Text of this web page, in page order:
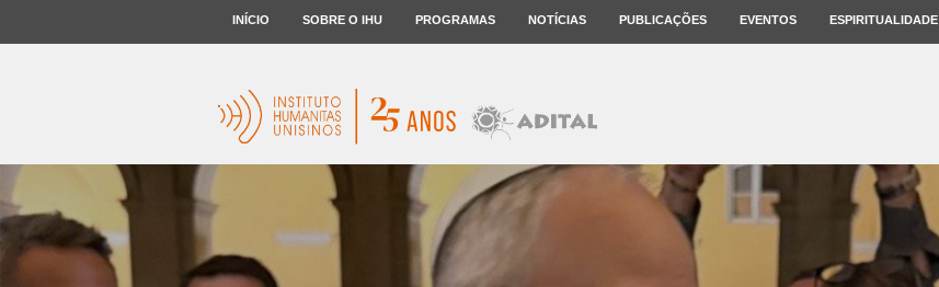
INÍCIO SOBRE O IHU PROGRAMAS NOTÍCIAS PUBLICAÇÕES EVENTOS ESPIRITUALIDADE